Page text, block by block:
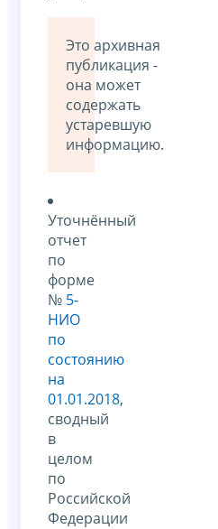
Это архивная
публикация -
она может
содержать
устаревшую
информацию.
Уточнённый
отчет
по
форме
№ 5-
НИО
по
состоянию
на
01.01.2018,
сводный
в
целом
по
Российской
Федерации